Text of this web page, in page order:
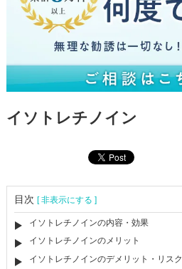
イソトレチノイン
目次[ 非表示にする ]
イソトレチノインの内容・効果
イソトレチノインのメリット
イソトレチノインのデメリット・リスク